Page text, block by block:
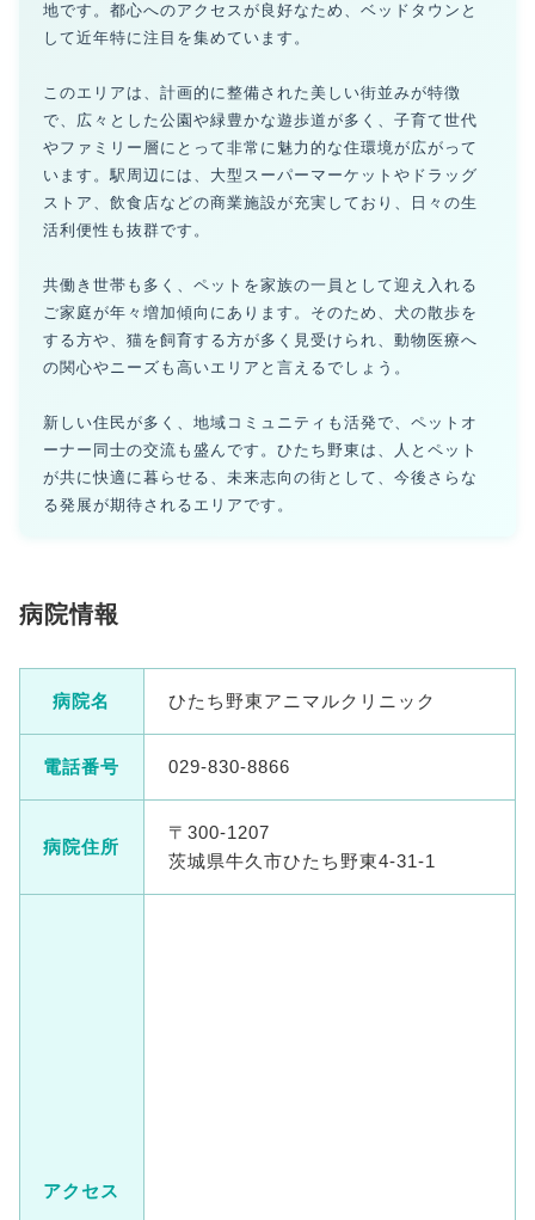
地です。都心へのアクセスが良好なため、ベッドタウンと
して近年特に注目を集めています。
このエリアは、計画的に整備された美しい街並みが特徴
で、広々とした公園や緑豊かな遊歩道が多く、子育て世代
やファミリー層にとって非常に魅力的な住環境が広がって
います。駅周辺には、大型スーパーマーケットやドラッグ
ストア、飲食店などの商業施設が充実しており、日々の生
活利便性も抜群です。
共働き世帯も多く、ペットを家族の一員として迎え入れる
ご家庭が年々増加傾向にあります。そのため、犬の散歩を
する方や、猫を飼育する方が多く見受けられ、動物医療へ
の関心やニーズも高いエリアと言えるでしょう。
新しい住民が多く、地域コミュニティも活発で、ペットオ
ーナー同士の交流も盛んです。ひたち野東は、人とペット
が共に快適に暮らせる、未来志向の街として、今後さらな
る発展が期待されるエリアです。
病院情報
病院名 ひたち野東アニマルクリニック
電話番号 029-830-8866
病院住所
〒300-1207
茨城県牛久市ひたち野東4-31-1
アクセス